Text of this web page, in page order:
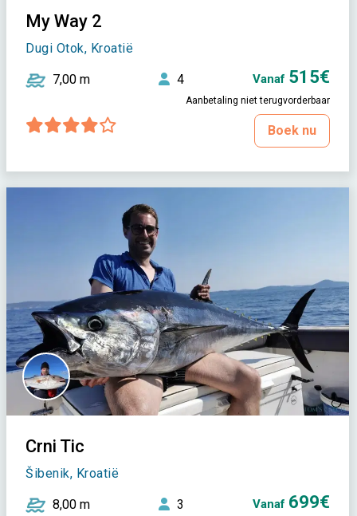
My Way 2
Dugi Otok, Kroatië
7,00 m 4 Vanaf 515€
Aanbetaling niet terugvorderbaar
Boek nu
Crni Tic
Šibenik, Kroatië
8,00 m 3 Vanaf 699€